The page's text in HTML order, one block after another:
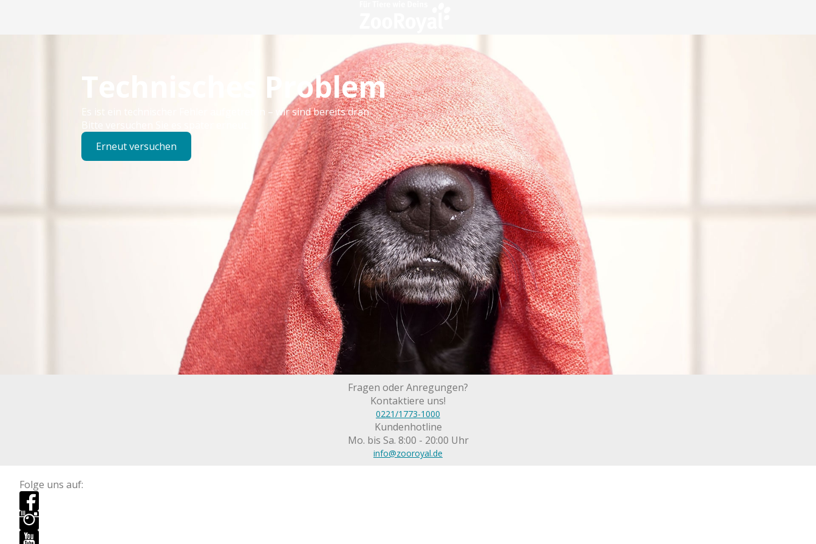
Technisches Problem
Es ist ein technischer Fehler aufgetreten – wir sind bereits dran.
Bitte versuchen Sie es später erneut.
Erneut versuchen
Fragen oder Anregungen?
Kontaktiere uns!
0221/1773-1000
Kundenhotline
Mo. bis Sa. 8:00 - 20:00 Uhr
info@zooroyal.de
Folge uns auf: